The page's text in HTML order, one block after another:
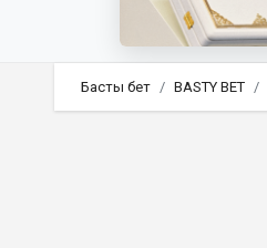
Басты бет BASTY BET